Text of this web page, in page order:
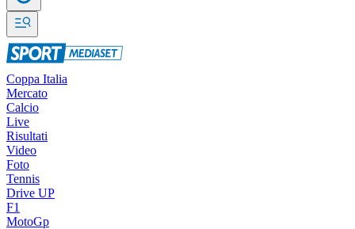
Coppa Italia
Mercato
Calcio
Live
Risultati
Video
Foto
Tennis
Drive UP
F1
MotoGp